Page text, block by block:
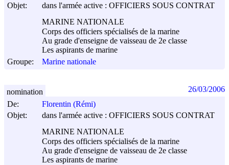
Objet:
dans l'armée active : OFFICIERS SOUS CONTRAT
MARINE NATIONALE
Corps des officiers spécialisés de la marine
Au grade d'enseigne de vaisseau de 2e classe
Les aspirants de marine
Groupe:
Marine nationale
De:
Florentin (Rémi)
Objet:
dans l'armée active : OFFICIERS SOUS CONTRAT
MARINE NATIONALE
Corps des officiers spécialisés de la marine
Au grade d'enseigne de vaisseau de 2e classe
Les aspirants de marine
nomination 26/03/2006